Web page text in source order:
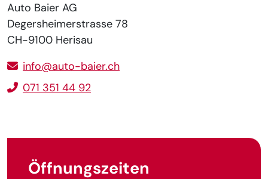
Auto Baier AG
Degersheimerstrasse 78
CH-9100 Herisau
info@auto-baier.ch
071 351 44 92
Öffnungszeiten